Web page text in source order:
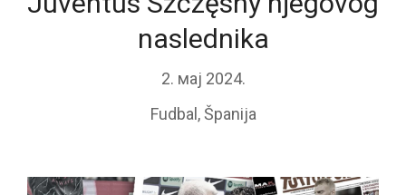
naslednika
2. мај 2024.
Fudbal ,Španija